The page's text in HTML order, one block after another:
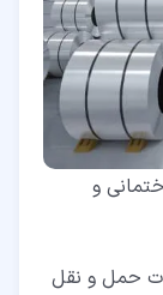
و
حمل و نقل